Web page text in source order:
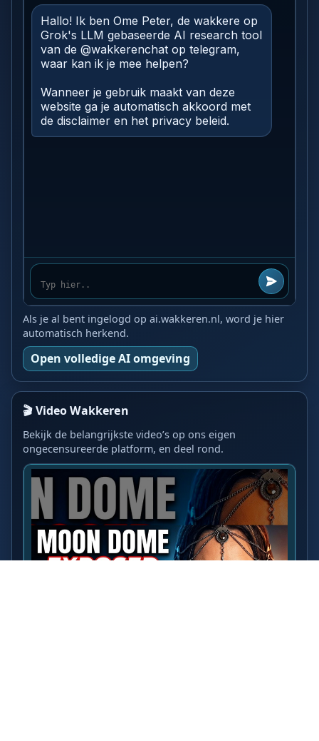
Als je al bent ingelogd op ai.wakkeren.nl, word je hier
automatisch herkend.
Open volledige AI omgeving
🎬 Video Wakkeren
Bekijk de belangrijkste video’s op ons eigen
ongecensureerde platform, en deel rond.